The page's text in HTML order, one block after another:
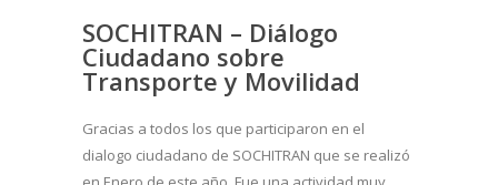
SOCHITRAN – Diálogo
Ciudadano sobre
Transporte y Movilidad
Gracias a todos los que participaron en el
dialogo ciudadano de SOCHITRAN que se realizó